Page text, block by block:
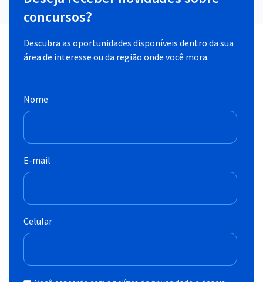
concursos?
Descubra as oportunidades disponíveis dentro da sua
área de interesse ou da região onde você mora.
Nome
E-mail
Celular